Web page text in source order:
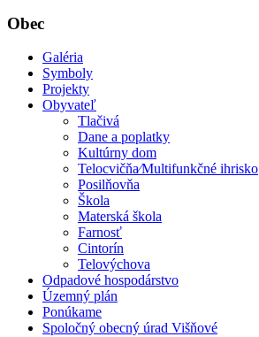
Obec
Galéria
Symboly
Projekty
Obyvateľ
Tlačivá
Dane a poplatky
Kultúrny dom
Telocvičňa⁄Multifunkčné ihrisko
Posilňovňa
Škola
Materská škola
Farnosť
Cintorín
Telovýchova
Odpadové hospodárstvo
Územný plán
Ponúkame
Spoločný obecný úrad Višňové